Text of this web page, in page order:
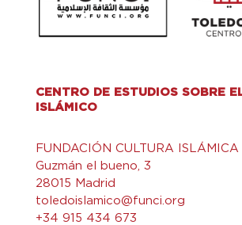
CENTRO DE ESTUDIOS SOBRE
ISLÁMICO
FUNDACIÓN CULTURA ISLÁMICA
Guzmán el bueno, 3
28015 Madrid
toledoislamico@funci.org
+34 915 434 673